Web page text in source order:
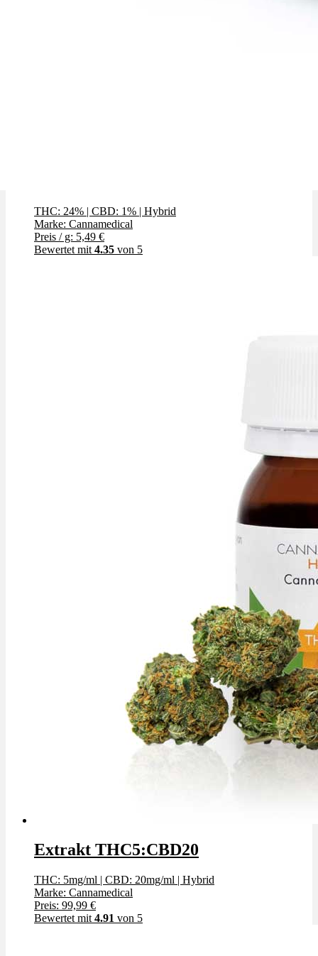
THC: 24% | CBD: 1% | Hybrid
Marke: Cannamedical
Preis / g: 5,49 €
Bewertet mit 4.35 von 5
Extrakt THC5:CBD20
THC: 5mg/ml | CBD: 20mg/ml | Hybrid
Marke: Cannamedical
Preis: 99,99 €
Bewertet mit 4.91 von 5